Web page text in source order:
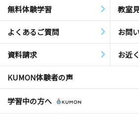
無料体験学習 教室
よくあるご質問 お問
資料請求 お近
KUMON体験者の声
学習中の方へ